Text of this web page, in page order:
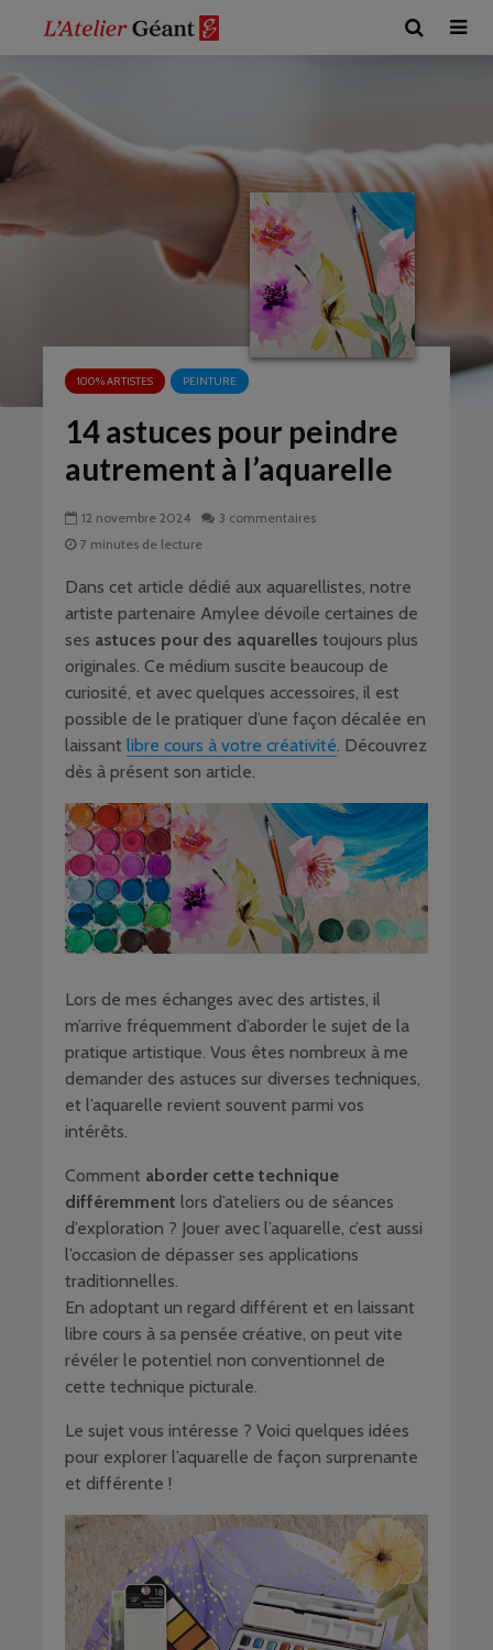
100% ARTISTES PEINTURE
14 astuces pour peindre
autrement à l’aquarelle
12 novembre 2024
3 commentaires
7 minutes de lecture
Dans cet article dédié aux aquarellistes, notre
artiste partenaire Amylee dévoile certaines de
ses astuces pour des aquarelles toujours plus
originales. Ce médium suscite beaucoup de
curiosité, et avec quelques accessoires, il est
possible de le pratiquer d’une façon décalée en
laissant libre cours à votre créativité. Découvrez
dès à présent son article.
Lors de mes échanges avec des artistes, il
m’arrive fréquemment d’aborder le sujet de la
pratique artistique. Vous êtes nombreux à me
demander des astuces sur diverses techniques,
et l’aquarelle revient souvent parmi vos
intérêts.
Comment aborder cette technique
différemment lors d’ateliers ou de séances
d’exploration ? Jouer avec l’aquarelle, c’est aussi
l’occasion de dépasser ses applications
traditionnelles.
En adoptant un regard différent et en laissant
libre cours à sa pensée créative, on peut vite
révéler le potentiel non conventionnel de
cette technique picturale.
Le sujet vous intéresse ? Voici quelques idées
pour explorer l’aquarelle de façon surprenante
et différente !